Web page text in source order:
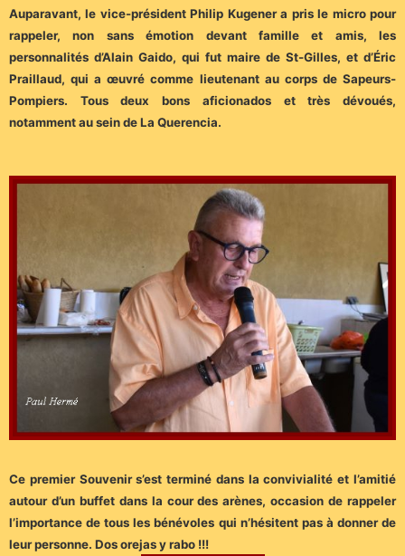
Auparavant, le vice-président Philip Kugener a pris le micro pour
rappeler, non sans émotion devant famille et amis, les
personnalités d’Alain Gaido, qui fut maire de St-Gilles, et d’Éric
Praillaud, qui a œuvré comme lieutenant au corps de Sapeurs-
Pompiers. Tous deux bons aficionados et très dévoués,
notamment au sein de La Querencia.
Ce premier Souvenir s’est terminé dans la convivialité et l’amitié
autour d’un buffet dans la cour des arènes, occasion de rappeler
l’importance de tous les bénévoles qui n’hésitent pas à donner de
leur personne. Dos orejas y rabo !!!